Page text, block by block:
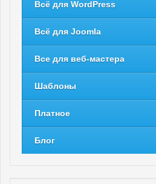
Всё для WordPress
Всё для Joomla
Все для веб-мастера
Шаблоны
Платное
Блог